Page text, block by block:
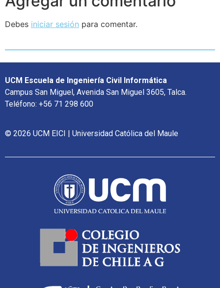
Debes iniciar sesión para comentar.
UCM Escuela de Ingeniería Civil Informática
Campus San Miguel, Avenida San Miguel 3605, Talca.
Teléfono: +56 71 298 600
© 2026 UCM EICI | Universidad Católica del Maule